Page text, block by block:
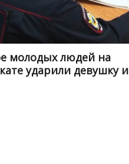
молодых людей на
ударили девушку и